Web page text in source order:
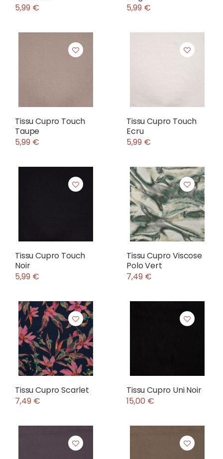
5,99 €
5,99 €
Tissu Cupro Touch
Taupe
5,99 €
Tissu Cupro Touch
Ecru
5,99 €
Tissu Cupro Touch
Noir
5,99 €
Tissu Cupro Viscose
Polo Vert
7,49 €
Tissu Cupro Scarlet
7,49 €
Tissu Cupro Uni Noir
15,00 €